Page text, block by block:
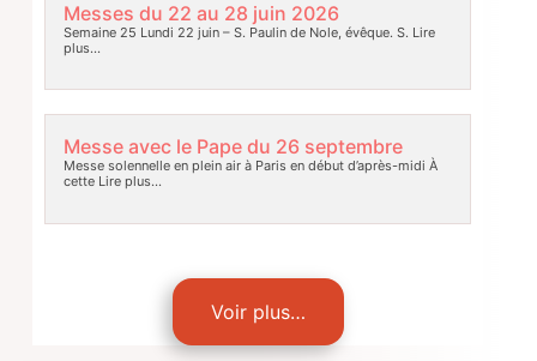
Messes du 22 au 28 juin 2026
Semaine 25 Lundi 22 juin – S. Paulin de Nole, évêque. S. Lire
plus…
Messe avec le Pape du 26 septembre
Messe solennelle en plein air à Paris en début d’après-midi À
cetteLire plus…
Voir plus…